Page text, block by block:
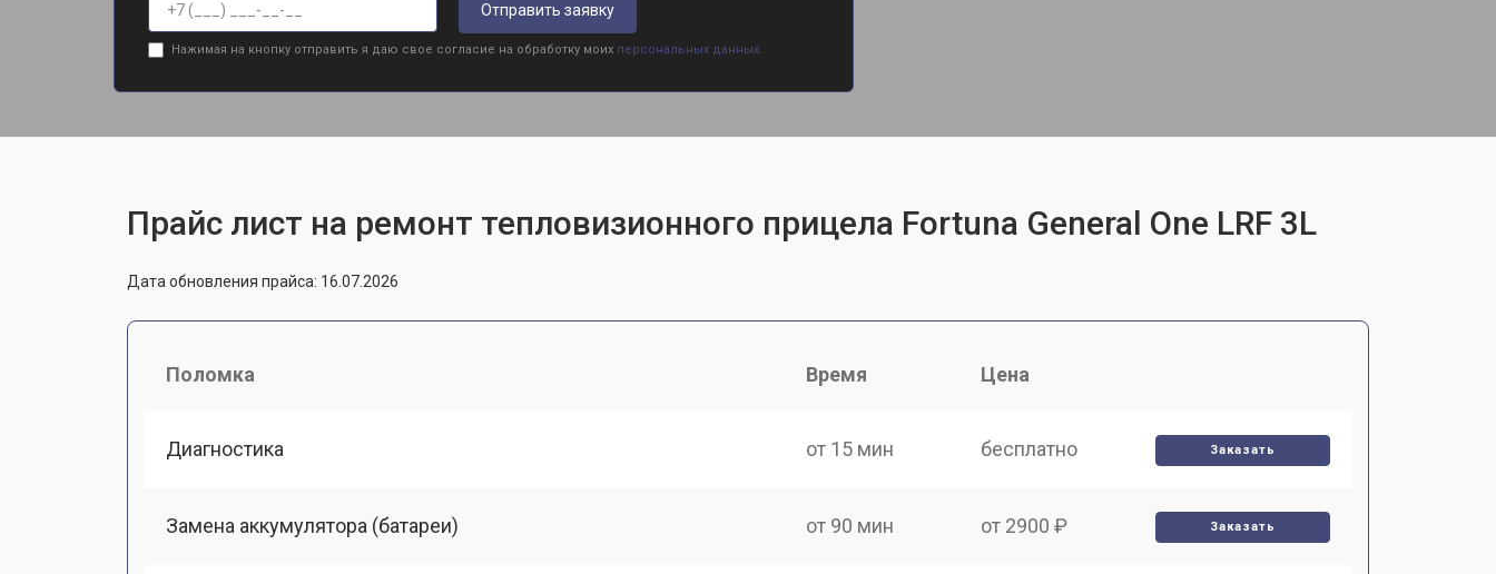
Отправить заявку
Нажимая на кнопку отправить я даю свое согласие на обработку моих персональных данных.
Прайс лист на ремонт тепловизионного прицела Fortuna General One LRF 3L
Дата обновления прайса: 16.07.2026
Поломка Время Цена
Диагностика от 15 мин бесплатно Заказать
Замена аккумулятора (батареи) от 90 мин от 2900 ₽ Заказать